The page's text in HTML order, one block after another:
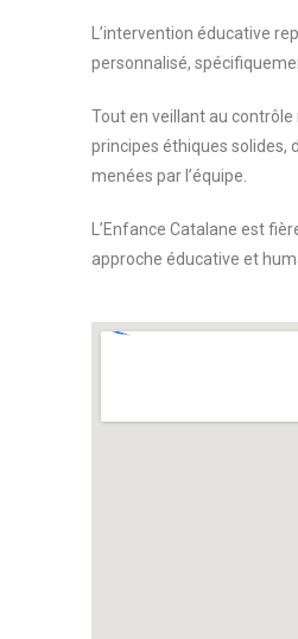
L’intervention éducative
personnalisé,
Tout en veillant au contrôle
principes éthiques solides,
menées par l’équipe.
L’Enfance Catalane est
approche éducative et